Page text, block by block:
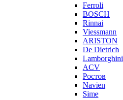
Ferroli
BOSCH
Rinnai
Viessmann
ARISTON
De Dietrich
Lamborghini
ACV
Ростов
Navien
Sime